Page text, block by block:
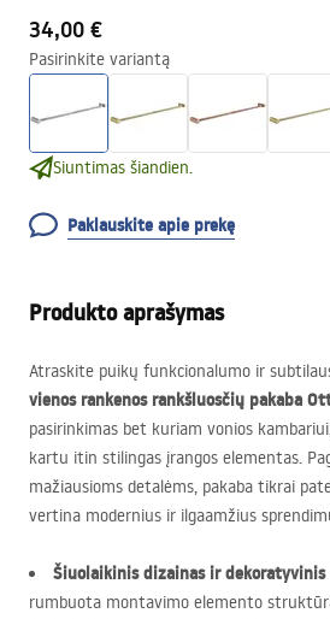
34,00 €
Pasirinkite variantą
Siuntimas šiandien.
Paklauskite apie prekę
Produkto aprašymas
Atraskite puikų funkcionalumo ir
vienos rankenos rankšluosčių pakaba
pasirinkimas bet kuriam vonios
kartu itin stilingas įrangos elementas.
mažiausioms detalėms, pakaba tikrai
vertina modernius ir ilgaamžius
Šiuolaikinis dizainas ir
rumbuota montavimo elemento